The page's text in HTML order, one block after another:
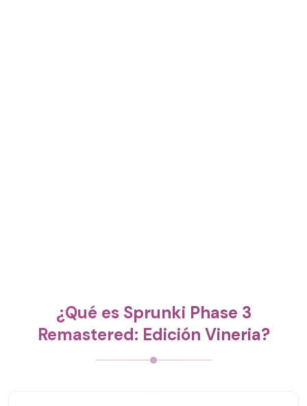
¿Qué es Sprunki Phase 3
Remastered: Edición Vineria?